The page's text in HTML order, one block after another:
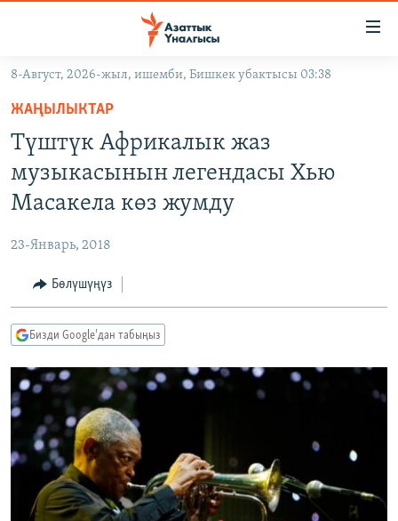
Навигацияга
өтүңүз
Издөөгө
салыңызКЫРГЫЗСТАН
МАДАНИЯТ
ДҮЙНӨ
УКРАИНА
ТВ ПРОГРАММАЛАР
БҮГҮН АЗАТТЫКТА
ДАНИСТЕ
ЭЖЕ-СИҢДИЛЕР
АЗАТТЫК+
ЫҢГАЙСЫЗ СУРООЛОР
ПОДКАСТ
Русский
ОНЛАЙН ШЕРИНЕ
8-Август, 2026-жыл, ишемби, Бишкек убактысы 03:38
ЖАҢЫЛЫКТАР
Түштүк Африкалык жаз
музыкасынын легендасы Хью
Масакела көз жумду
23-Январь, 2018
Бөлүшүңүз
Бизди Google'дан табыңыз